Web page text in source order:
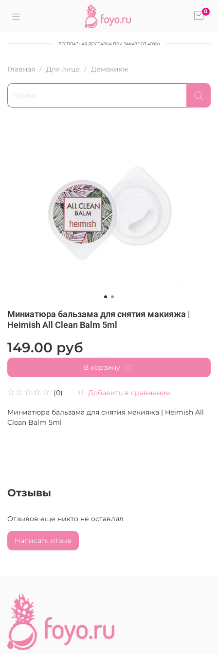
0
БЕСПЛАТНАЯ ДОСТАВКА ПРИ ЗАКАЗЕ ОТ 4000р
Главная Для лица Демакияж
Миниатюра бальзама для снятия макияжа |
Heimish All Clean Balm 5ml
(0) Добавить в сравнение
149.00 руб
В корзину
Миниатюра бальзама для снятия макияжа | Heimish All
Clean Balm 5ml
Отзывы
Отзывов еще никто не оставлял
Написать отзыв